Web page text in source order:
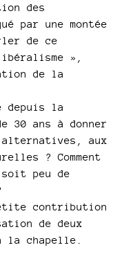
des
par une montée
de ce
»,
de la
depuis la
30 ans à donner
aux
? Comment
peu de
contribution
de deux
la chapelle.